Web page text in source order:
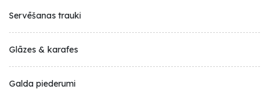
Servēšanas trauki
Glāzes & karafes
Galda piederumi